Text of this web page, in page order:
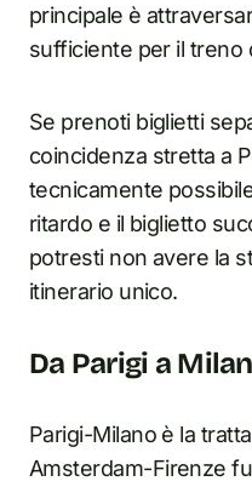
principale è
sufficiente per il treno
Se prenoti biglietti
coincidenza stretta a
tecnicamente
ritardo e il biglietto
potresti non avere la
itinerario unico.
Da Parigi a
Parigi-Milano è la
Amsterdam-Firenze